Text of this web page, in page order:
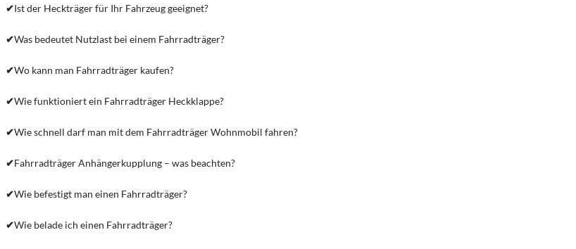
✔Ist der Heckträger für Ihr Fahrzeug geeignet?
✔Was bedeutet Nutzlast bei einem Fahrradträger?
✔Wo kann man Fahrradträger kaufen?
✔Wie funktioniert ein Fahrradträger Heckklappe?
✔Wie schnell darf man mit dem Fahrradträger Wohnmobil fahren?
✔Fahrradträger Anhängerkupplung – was beachten?
✔Wie befestigt man einen Fahrradträger?
✔Wie belade ich einen Fahrradträger?